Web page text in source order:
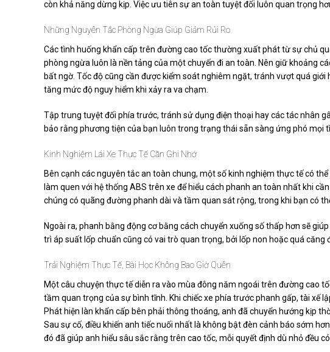
còn khả năng dừng kịp. Việc ưu tiên sự an toàn tuyệt đối luôn quan trọng
Những Nguyên Tắc Phòng Ngừa Giúp Giảm Rủi Ro
Các tình huống khẩn cấp trên đường cao tốc thường xuất phát từ sự chủ
phòng ngừa luôn là nền tảng của một chuyến đi an toàn. Nên giữ khoảng
bất ngờ. Tốc độ cũng cần được kiểm soát nghiêm ngặt, tránh vượt quá
tăng mức độ nguy hiểm khi xảy ra va chạm.
Tập trung tuyệt đối phía trước, tránh sử dụng điện thoại hay các tác nhân
bảo rằng phương tiện của bạn luôn trong trạng thái sẵn sàng ứng phó mọi
Kinh Nghiệm Lái Xe Thực Tế Cần Ghi Nhớ
Bên cạnh các nguyên tắc an toàn chung, một số kinh nghiệm thực tế có
làm quen với hệ thống ABS trên xe để hiểu cách phanh an toàn nhất khi
chúng có quãng đường phanh dài và tầm quan sát rộng, trong khi bạn có
Ngoài ra, phanh bằng động cơ bằng cách chuyển xuống số thấp hơn sẽ
trì áp suất lốp chuẩn cũng có vai trò quan trọng, bởi lốp non hoặc quá căng
Trải Nghiệm Thực Tế, Bài Học Không Bao Giờ Quên
Một câu chuyện thực tế diễn ra vào mùa đông năm ngoái trên đường cao
tầm quan trọng của sự bình tĩnh. Khi chiếc xe phía trước phanh gấp, tài xế
Phát hiện làn khẩn cấp bên phải thông thoáng, anh đã chuyển hướng kịp
Sau sự cố, điều khiến anh tiếc nuối nhất là không bật đèn cảnh báo sớm
đó đã giúp anh hiểu sâu sắc rằng trên cao tốc, mỗi quyết định dù nhỏ đều